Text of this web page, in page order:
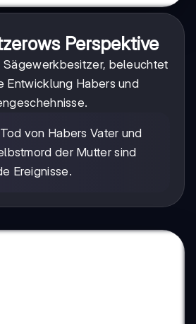
Perspektive
Sägewerkbesitzer, beleuchtet
Entwicklung Habers und
von Habers Vater und
der Mutter sind
Ereignisse.